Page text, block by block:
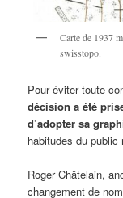
Carte de 1937
swisstopo.
Pour éviter toute
décision a été
d’adopter sa
habitudes du public
Roger Châtelain,
changement de